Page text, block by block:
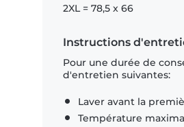
2XL = 78,5 x 66
Instructions
Pour une durée de
d'entretien suivantes:
Laver avant la
Température